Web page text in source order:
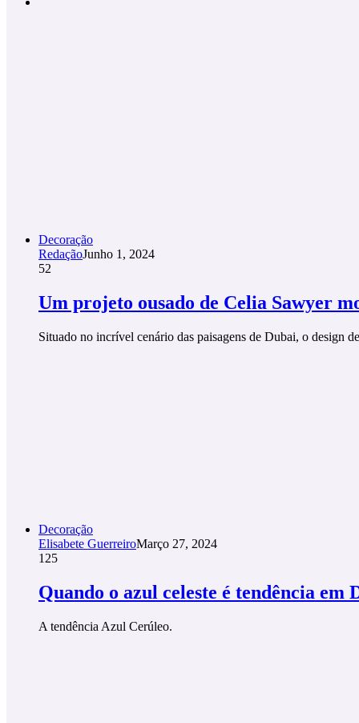
Decoração
RedaçãoJunho 1, 2024
52
Um projeto ousado de Celia Sawyer
Situado no incrível cenário das paisagens de Dubai, o design
Decoração
Elisabete GuerreiroMarço 27, 2024
125
Quando o azul celeste é tendência em
A tendência Azul Cerúleo.